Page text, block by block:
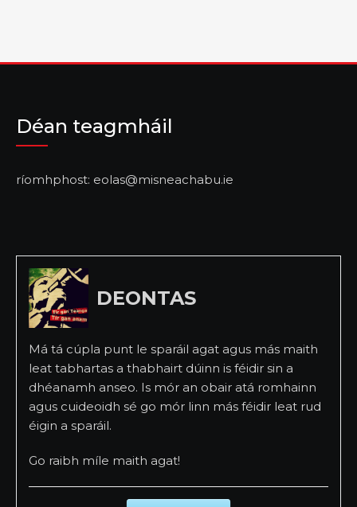
Déan teagmháil
ríomhphost: eolas@misneachabu.ie
DEONTAS
Má tá cúpla punt le sparáil agat agus más maith
leat tabhartas a thabhairt dúinn is féidir sin a
dhéanamh anseo. Is mór an obair atá romhainn
agus cuideoidh sé go mór linn más féidir leat rud
éigin a sparáil.
Go raibh míle maith agat!